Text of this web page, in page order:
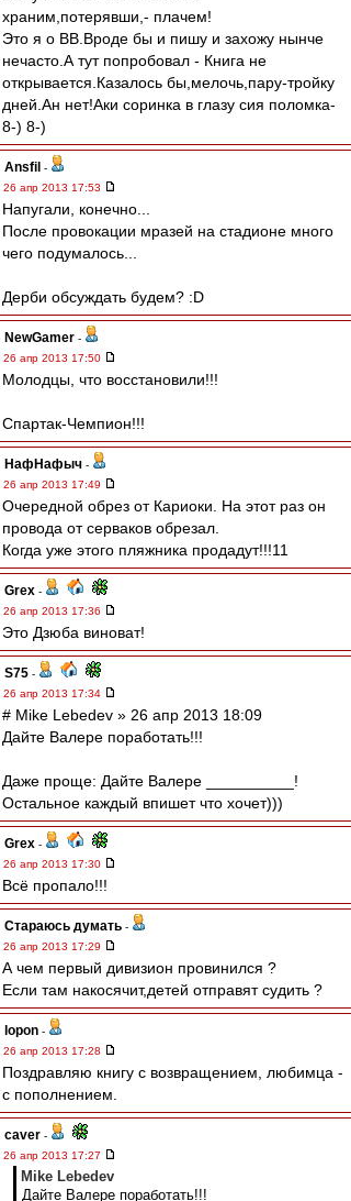
храним,потерявши,- плачем!
Это я о ВВ.Вроде бы и пишу и захожу нынче
нечасто.А тут попробовал - Книга не
открывается.Казалось бы,мелочь,пару-тройку
дней.Ан нет!Аки соринка в глазу сия поломка-
8-) 8-)
Ansfil -
26 апр 2013 17:53
Напугали, конечно...
После провокации мразей на стадионе много
чего подумалось...
Дерби обсуждать будем? :D
NewGamer -
26 апр 2013 17:50
Молодцы, что восстановили!!!
Спартак-Чемпион!!!
НафНафыч -
26 апр 2013 17:49
Очередной обрез от Кариоки. На этот раз он
провода от серваков обрезал.
Когда уже этого пляжника продадут!!!11
Grex -
26 апр 2013 17:36
Это Дзюба виноват!
S75 -
26 апр 2013 17:34
# Mike Lebedev » 26 апр 2013 18:09
Дайте Валере поработать!!!
Даже проще: Дайте Валере __________!
Остальное каждый впишет что хочет)))
Grex -
26 апр 2013 17:30
Всё пропало!!!
Стараюсь думать -
26 апр 2013 17:29
А чем первый дивизион провинился ?
Если там накосячит,детей отправят судить ?
lopon -
26 апр 2013 17:28
Поздравляю книгу с возвращением, любимца -
с пополнением.
caver -
26 апр 2013 17:27
Mike Lebedev
Дайте Валере поработать!!!